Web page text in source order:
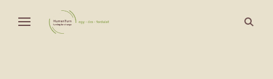
Human Turn
Fordulat a világ körül
open